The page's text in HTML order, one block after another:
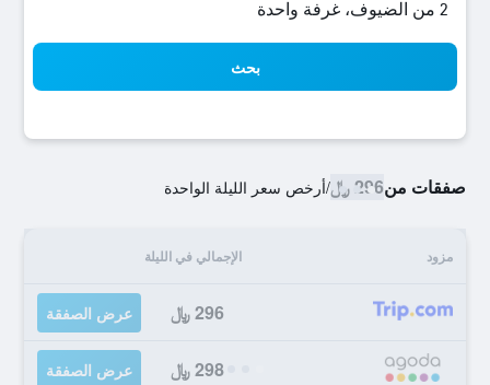
2 من الضيوف، غرفة واحدة
بحث
صفقات من296 ﷼ /أرخص سعر الليلة الواحدة
مزود الإجمالي في الليلة
296 ﷼ عرض الصفقة
298 ﷼ عرض الصفقة